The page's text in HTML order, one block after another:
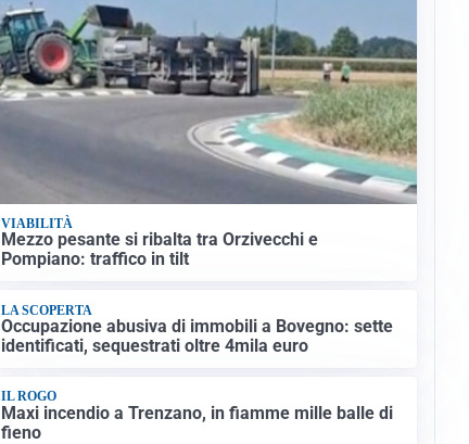
VIABILITÀ
Mezzo pesante si ribalta tra Orzivecchi e
Pompiano: traffico in tilt
LA SCOPERTA
Occupazione abusiva di immobili a Bovegno: sette
identificati, sequestrati oltre 4mila euro
IL ROGO
Maxi incendio a Trenzano, in fiamme mille balle di
fieno